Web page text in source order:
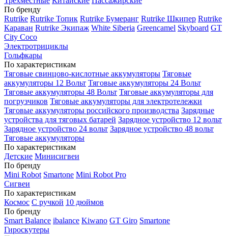
По бренду
Rutrike Rutrike Топик Rutrike Бумеранг Rutrike Шкипер Rutrike
Караван Rutrike Экипаж White Siberia Greencamel Skyboard GT
City Coco
Электротрициклы
Гольфкары
По характеристикам
Тяговые свинцово-кислотные аккумуляторы Тяговые
аккумуляторы 12 Вольт Тяговые аккумуляторы 24 Вольт
Тяговые аккумуляторы 48 Вольт Тяговые аккумуляторы для
погрузчиков Тяговые аккумуляторы для электротележки
Тяговые аккумуляторы российского производства Зарядные
устройства для тяговых батарей Зарядное устройство 12 вольт
Зарядное устройство 24 вольт Зарядное устройство 48 вольт
Тяговые аккумуляторы
По характеристикам
Детские Минисигвеи
По бренду
Mini Robot Smartone Mini Robot Pro
Сигвеи
По характеристикам
Космос С ручкой 10 дюймов
По бренду
Smart Balance ibalance Kiwano GT Giro Smartone
Гироскутеры